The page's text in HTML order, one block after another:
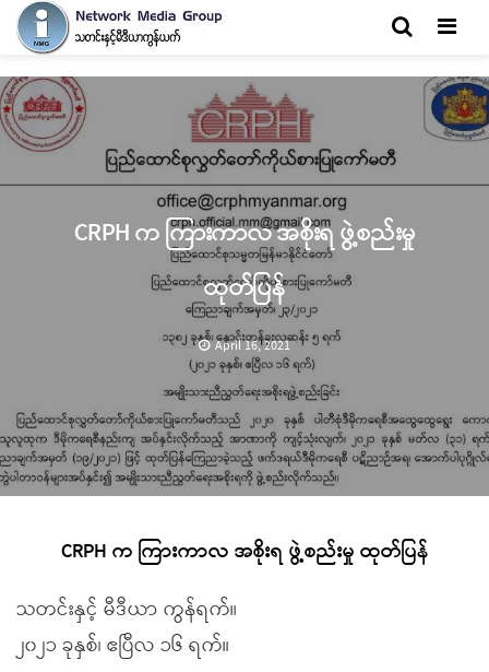
CRPH က ကြားကာလ အစိုးရ ဖွဲ့စည်းမှု
ထုတ်ပြန်
April 16, 2021
CRPH က ကြားကာလ အစိုးရ ဖွဲ့စည်းမှု ထုတ်ပြန်
သတင်းနှင့် မီဒီယာ ကွန်ရက်။
၂၀၂၁ ခုနှစ်၊ ဧပြီလ ၁၆ ရက်။